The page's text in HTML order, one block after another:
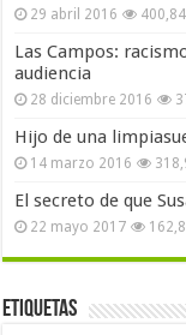
29 abril 2016
Las Campos:
audiencia
28 diciembre 2016
Hijo de una
14 marzo 2016
El secreto de que
22 mayo 2017
Etiquetas